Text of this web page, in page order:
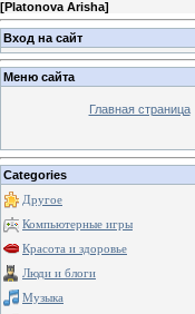
[Platonova Arisha]
Вход на сайт
Меню сайта
Главная страница
Categories
Другое
Компьютерные игры
Красота и здоровье
Люди и блоги
Музыка